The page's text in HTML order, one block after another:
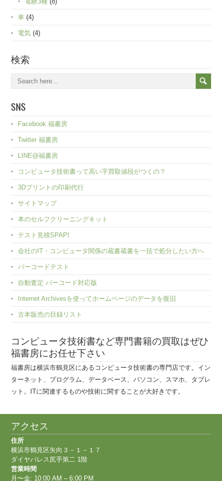
車 (4)
電気 (4)
検索
SNS
Facebook 福書房
Twitter 福書房
LINE@福書房
コンピュータ技術書って高い字買取値段がつくの？
3Dプリントの印刷代行
サイトマップ
本のセルフクリーニングキット
テスト見積SPAPI
会社のIT・コンピュータ関係の蔵書蔵書を一括で処分したい方へ
バーコードテスト
自動査定 バーコード対応版
Internet Archivesを使ってホームページのデータを復旧
古本販売の目録リスト
コンピュータ技術書など専門書籍の買取はぜひ
福書房にお任せ下さい
福書房は横浜市鶴見区にあるコンピュータ技術書の専門店です。イン
ターネット、プログラム、データベース、パソコン、スマホ、タブレ
ット。ITに関連するものや技術に関することが大好きです。
アクセス
住所
横浜市鶴見区矢向３－１－１７
ダイヤパレス尻手第二 1階
営業時間
月〜金: 10:00 AM – 6:00 PM